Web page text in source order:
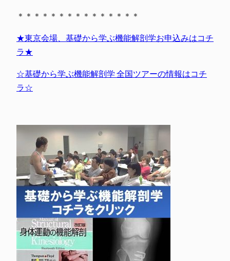
＊＊＊＊＊＊＊＊＊＊＊＊＊＊＊
★東京会場、基礎から学ぶ機能解剖学お申込みはコチ
ラ★
☆基礎から学ぶ機能解剖学 全国ツアーの情報はコチ
ラ☆